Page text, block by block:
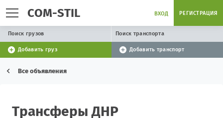
COM-STIL ВХОД РЕГИСТРАЦИЯ
Поиск грузов Поиск транспорта
Добавить груз Добавить транспорт
Все объявления
Трансферы ДНР